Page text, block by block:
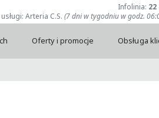
Infolinia: 22
Arteria C.S. (7 dni w tygodniu w godz.
Oferty i promocje Obsługa